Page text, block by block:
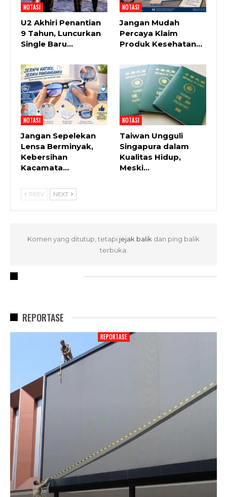
NOTASI
U2 Akhiri Penantian
9 Tahun, Luncurkan
Single Baru…
NOTASI
Jangan Mudah
Percaya Klaim
Produk Kesehatan…
NOTASI
Jangan Sepelekan
Lensa Berminyak,
Kebersihan
Kacamata…
NOTASI
Taiwan Ungguli
Singapura dalam
Kualitas Hidup,
Meski…
PREV NEXT
Komen yang ditutup, tetapi jejak balik dan ping balik
terbuka.
REPORTASE
REPORTASE